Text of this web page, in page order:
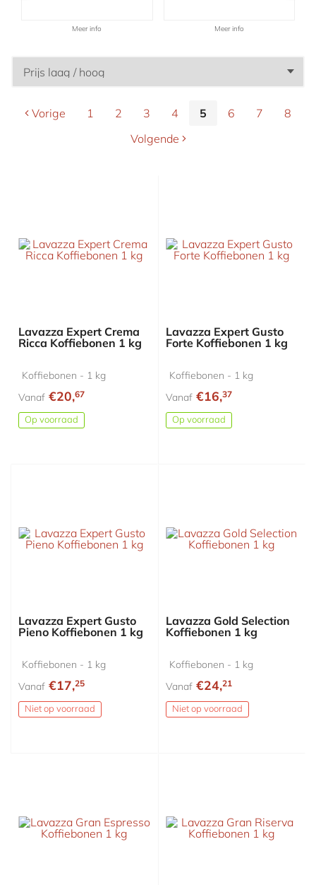
Meer info Meer info
Vorige 1 2 3 4 5 6 7
8
Volgende
Lavazza Expert Crema
Ricca Koffiebonen 1 kg
Koffiebonen - 1 kg
Vanaf €20,67
Op voorraad
Lavazza Expert Gusto
Forte Koffiebonen 1 kg
Koffiebonen - 1 kg
Vanaf €16,37
Op voorraad
Lavazza Expert Gusto
Pieno Koffiebonen 1 kg
Koffiebonen - 1 kg
Vanaf €17,25
Niet op voorraad
Lavazza Gold Selection
Koffiebonen 1 kg
Koffiebonen - 1 kg
Vanaf €24,21
Niet op voorraad